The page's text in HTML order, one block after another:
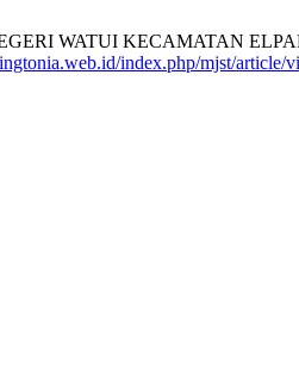
WATUI KECAMATAN
index.php/mjst/article/